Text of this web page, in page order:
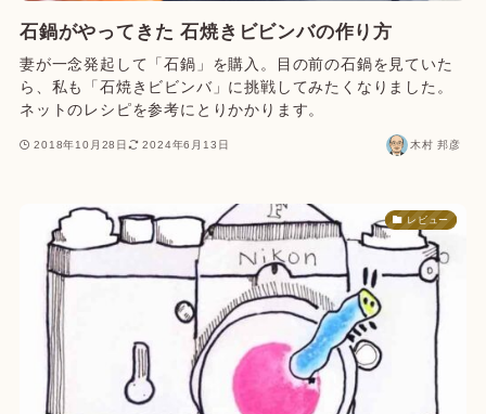
石鍋がやってきた 石焼きビビンバの作り方
妻が一念発起して「石鍋」を購入。目の前の石鍋を見ていた
ら、私も「石焼きビビンバ」に挑戦してみたくなりました。
ネットのレシピを参考にとりかかります。
2018年10月28日 2024年6月13日 木村 邦彦
レビュー